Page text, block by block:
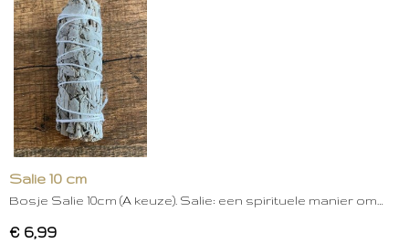
Salie 10 cm
Bosje Salie 10cm (A keuze). Salie: een spirituele manier om…
€ 6,99